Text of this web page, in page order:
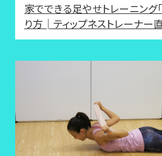
家でできる足やせトレーニング
り方│ティップネストレーナー